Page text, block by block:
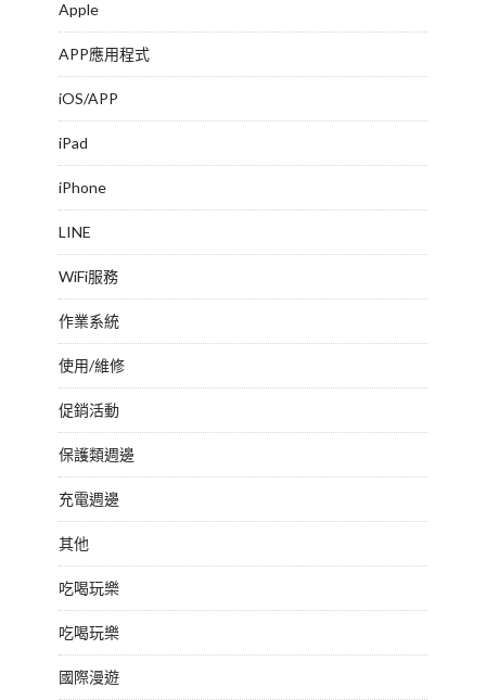
Apple
APP應用程式
iOS/APP
iPad
iPhone
LINE
WiFi服務
作業系統
使用/維修
促銷活動
保護類週邊
充電週邊
其他
吃喝玩樂
吃喝玩樂
國際漫遊